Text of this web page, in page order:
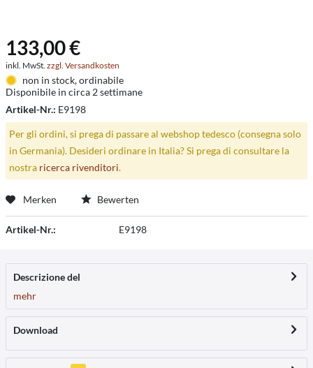
133,00 €
inkl. MwSt. zzgl. Versandkosten
non in stock, ordinabile
Disponibile in circa 2 settimane
Artikel-Nr.: E9198
Per gli ordini, si prega di passare al webshop tedesco (consegna solo
in Germania). Desideri ordinare in Italia? Si prega di consultare la
nostra ricerca rivenditori.
Merken Bewerten
Artikel-Nr.: E9198
Descrizione del
mehr
Download